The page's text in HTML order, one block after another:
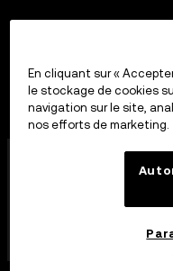
OkX Europe
OKX, est
cryptoactifs
services de
l’article 28 de la loi
(chapitre 647 des
En cliquant sur «
le stockage de cookies
navigation sur le site,
nos efforts de marketing.